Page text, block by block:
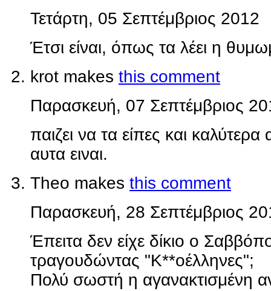
Τετάρτη, 05 Σεπτέμβριος 2012
Έτσι είναι, όπως τα λέει η
krot makes this comment
Παρασκευή, 07 Σεπτέμβριος
παιζει να τα είπες και
αυτα ειναι.
Theo makes this comment
Παρασκευή, 28 Σεπτέμβριος
Έπειτα δεν είχε δίκιο ο
τραγουδώντας "Κ**οέλληνες";
Πολύ σωστή η αγανακτισμένη